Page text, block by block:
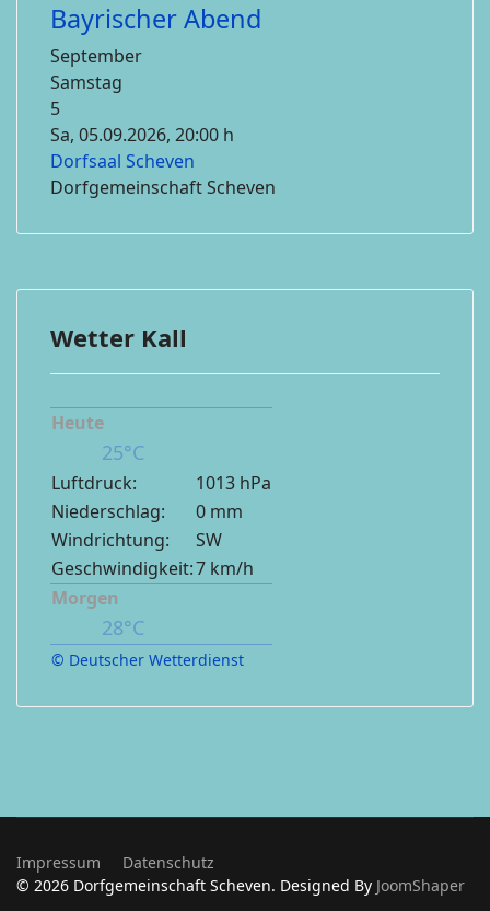
Bayrischer Abend
September
Samstag
5
Sa, 05.09.2026, 20:00 h
Dorfsaal Scheven
Dorfgemeinschaft Scheven
Wetter Kall
Heute
25°C
Luftdruck:
1013 hPa
Niederschlag:
0 mm
Windrichtung:
SW
Geschwindigkeit:7 km/h
Morgen
28°C
© Deutscher Wetterdienst
Impressum
Datenschutz
© 2026 Dorfgemeinschaft Scheven. Designed By JoomShaper